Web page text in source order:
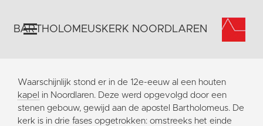
Home
Algemeen
Historie
BARTHOLOMEUSKERK NOORDLAREN
Waarschijnlijk stond er in de 12e-eeuw al een houten
kapel in Noordlaren. Deze werd opgevolgd door een
stenen gebouw, gewijd aan de apostel Bartholomeus. De
kerk is in drie fases opgetrokken: omstreeks het einde